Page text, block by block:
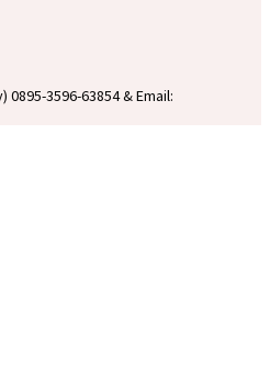
0895-3596-63854 & Email: